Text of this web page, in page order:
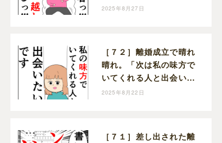
セ強義母に抗う嫁達｜岡
2025年8月27日
［７２］離婚成立で晴れ
晴れ。「次は私の味方で
いてくれる人と出会いた
い」と前を向く。クセ強
2025年8月22日
［７１］差し出された離